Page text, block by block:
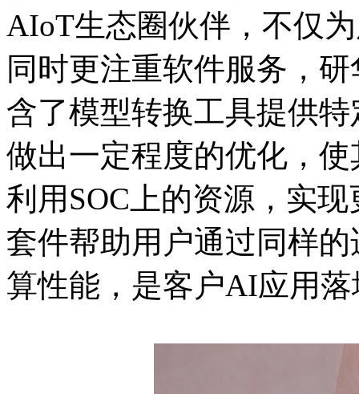
AIoT生态圈伙伴，不仅
同时更注重软件服务，
含了模型转换工具提供
做出一定程度的优化，
利用SOC上的资源，实
套件帮助用户通过同样
算性能，是客户AI应用